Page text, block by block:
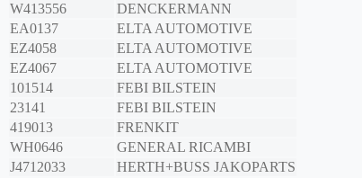
W413556
DENCKERMANN
EA0137
ELTA AUTOMOTIVE
EZ4058
ELTA AUTOMOTIVE
EZ4067
ELTA AUTOMOTIVE
101514
FEBI BILSTEIN
23141
FEBI BILSTEIN
419013
FRENKIT
WH0646
GENERAL RICAMBI
J4712033
HERTH+BUSS JAKOPARTS